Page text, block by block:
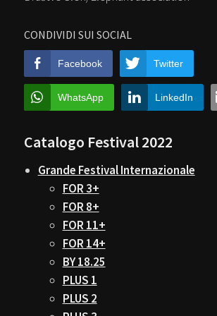
CONDIVIDI SUI SOCIAL
Facebook Twitter
WhatsApp LinkedIn
Catalogo Festival 2022
Grande Festival Internazionale
FOR 3+
FOR 8+
FOR 11+
FOR 14+
BY 18.25
PLUS 1
PLUS 2